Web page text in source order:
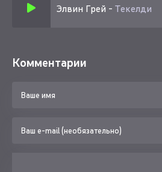
Элвин Грей - Текелди
Комментарии